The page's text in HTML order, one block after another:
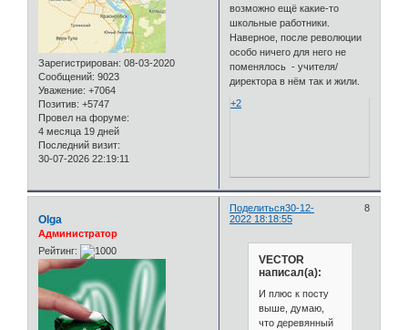
Зарегистрирован: 08-03-2020
Сообщений: 9023
Уважение: +7064
Позитив: +5747
Провел на форуме:
4 месяца 19 дней
Последний визит:
30-07-2026 22:19:11
возможно ещё какие-то
школьные работники.
Наверное, после революции
особо ничего для него не
поменялось - учителя/
директора в нём так и жили.
+2
Поделиться 8
30-12-
2022 18:18:55
Olga
Администратор
Рейтинг:
VECTOR
написал(а):
И плюс к посту
выше, думаю,
что деревянный